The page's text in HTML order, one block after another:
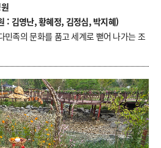
: 김영난, 황혜정, 김정심, 박지혜)
민족의 문화를 품고 세계로 뻗어 나가는 조